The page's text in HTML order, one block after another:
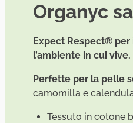
Organyc
Expect Respect®
l’ambiente in cui vive.
Perfette per la pelle
camomilla e
Tessuto in cotone